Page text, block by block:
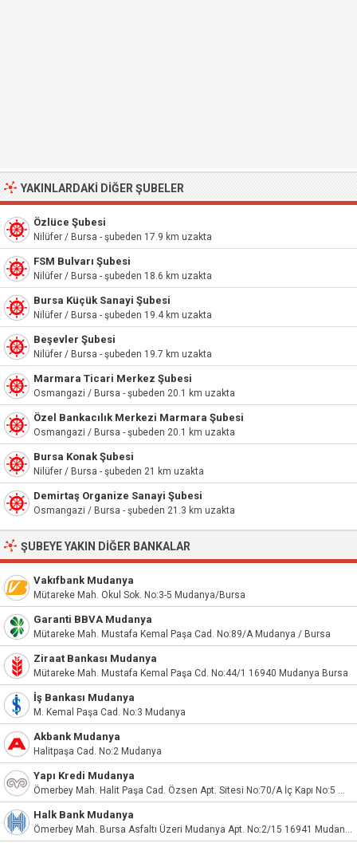
YAKINLARDAKI DIĞER ŞUBELER
Özlüce Şubesi
Nilüfer / Bursa - şubeden 17.9 km uzakta
FSM Bulvarı Şubesi
Nilüfer / Bursa - şubeden 18.6 km uzakta
Bursa Küçük Sanayi Şubesi
Nilüfer / Bursa - şubeden 19.4 km uzakta
Beşevler Şubesi
Nilüfer / Bursa - şubeden 19.7 km uzakta
Marmara Ticari Merkez Şubesi
Osmangazi / Bursa - şubeden 20.1 km uzakta
Özel Bankacılık Merkezi Marmara Şubesi
Osmangazi / Bursa - şubeden 20.1 km uzakta
Bursa Konak Şubesi
Nilüfer / Bursa - şubeden 21 km uzakta
Demirtaş Organize Sanayi Şubesi
Osmangazi / Bursa - şubeden 21.3 km uzakta
ŞUBEYE YAKIN DIĞER BANKALAR
Vakıfbank Mudanya
Mütareke Mah. Okul Sok. No:3-5 Mudanya/Bursa
Garanti BBVA Mudanya
Mütareke Mah. Mustafa Kemal Paşa Cad. No:89/A Mudanya / Bursa
Ziraat Bankası Mudanya
Mütareke Mah. Mustafa Kemal Paşa Cd. No:44/1 16940 Mudanya Bursa
İş Bankası Mudanya
M. Kemal Paşa Cad. No:3 Mudanya
Akbank Mudanya
Halitpaşa Cad. No:2 Mudanya
Yapı Kredi Mudanya
Ömerbey Mah. Halit Paşa Cad. Özsen Apt. Sitesi No:70/A İç Kapı No:5 Mudanya / Bursa
Halk Bank Mudanya
Ömerbey Mah. Bursa Asfaltı Üzeri Mudanya Apt. No:2/15 16941 Mudanya